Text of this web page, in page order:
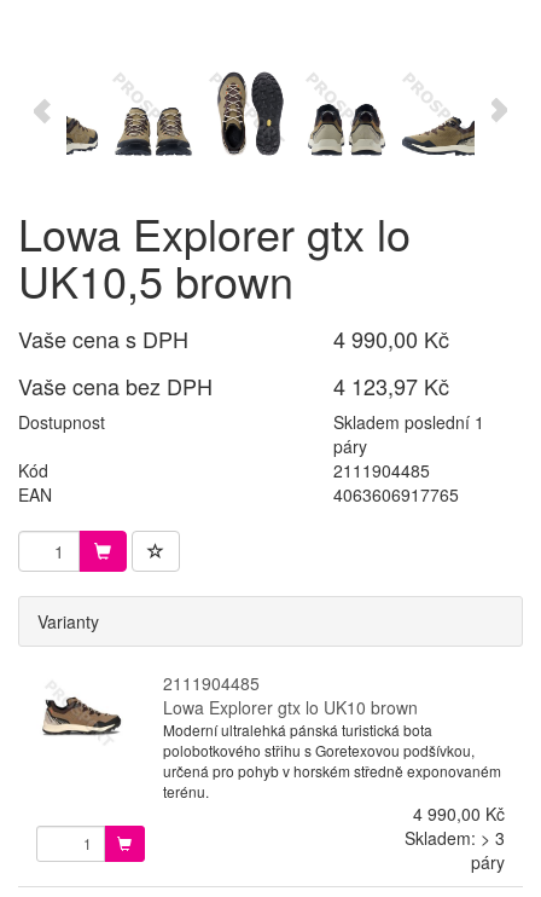
Lowa Explorer gtx lo
UK10,5 brown
Vaše cena s DPH
4 990,00 Kč
Vaše cena bez DPH
4 123,97 Kč
Dostupnost
Skladem poslední 1
páry
Kód
2111904485
EAN
4063606917765
Varianty
2111904485
Lowa Explorer gtx lo UK10 brown
Moderní ultralehká pánská turistická bota
polobotkového střihu s Goretexovou podšívkou,
určená pro pohyb v horském středně exponovaném
terénu.
4 990,00 Kč
Skladem: > 3
páry